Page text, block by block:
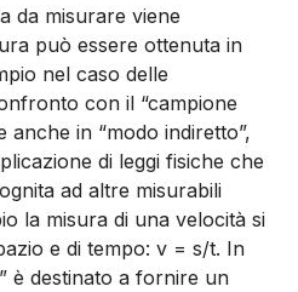
da misurare viene
può essere ottenuta in
nel caso delle
con il “campione
anche in “modo indiretto”,
di leggi fisiche che
ad altre misurabili
la misura di una velocità si
e di tempo: v = s/t. In
è destinato a fornire un